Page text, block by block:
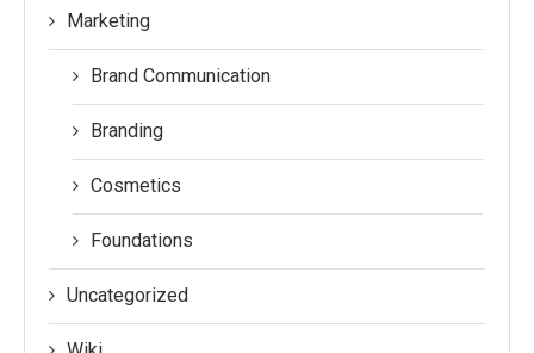
Marketing
Brand Communication
Branding
Cosmetics
Foundations
Uncategorized